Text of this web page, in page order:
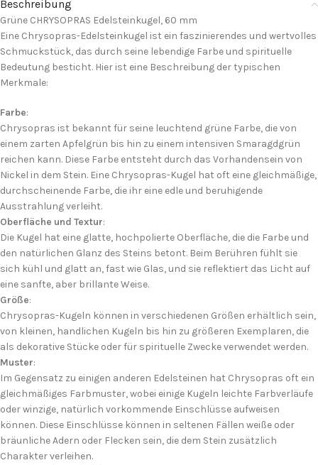
Beschreibung
Grüne CHRYSOPRAS Edelsteinkugel, 60 mm
Eine Chrysopras-Edelsteinkugel ist ein faszinierendes und wertvolles
Schmuckstück, das durch seine lebendige Farbe und spirituelle
Bedeutung besticht. Hier ist eine Beschreibung der typischen
Merkmale:
Farbe:
Chrysopras ist bekannt für seine leuchtend grüne Farbe, die von
einem zarten Apfelgrün bis hin zu einem intensiven Smaragdgrün
reichen kann. Diese Farbe entsteht durch das Vorhandensein von
Nickel in dem Stein. Eine Chrysopras-Kugel hat oft eine gleichmäßige,
durchscheinende Farbe, die ihr eine edle und beruhigende
Ausstrahlung verleiht.
Oberfläche und Textur:
Die Kugel hat eine glatte, hochpolierte Oberfläche, die die Farbe und
den natürlichen Glanz des Steins betont. Beim Berühren fühlt sie
sich kühl und glatt an, fast wie Glas, und sie reflektiert das Licht auf
eine sanfte, aber brillante Weise.
Größe:
Chrysopras-Kugeln können in verschiedenen Größen erhältlich sein,
von kleinen, handlichen Kugeln bis hin zu größeren Exemplaren, die
als dekorative Stücke oder für spirituelle Zwecke verwendet werden.
Muster:
Im Gegensatz zu einigen anderen Edelsteinen hat Chrysopras oft ein
gleichmäßiges Farbmuster, wobei einige Kugeln leichte Farbverläufe
oder winzige, natürlich vorkommende Einschlüsse aufweisen
können. Diese Einschlüsse können in seltenen Fällen weiße oder
bräunliche Adern oder Flecken sein, die dem Stein zusätzlich
Charakter verleihen.